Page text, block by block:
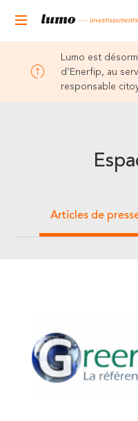
Lumo est
d’Enerfip, au
responsable
Articles de